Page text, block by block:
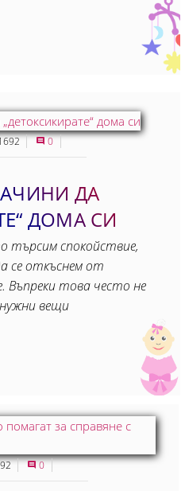
0
ДА
ДОМА СИ
търсим спокойствие,
се откъснем от
Въпреки това често не
вещи
0